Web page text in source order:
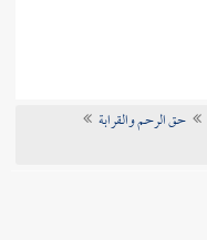
حق الرحم والقرابة